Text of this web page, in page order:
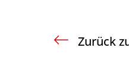
Zurück